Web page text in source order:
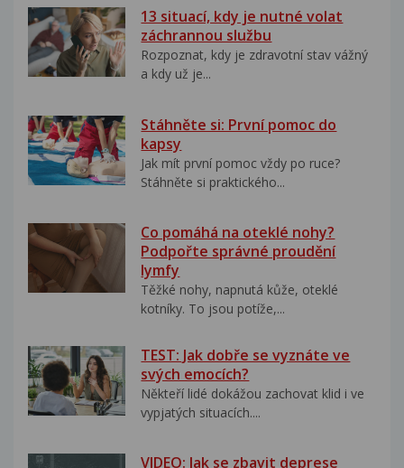
13 situací, kdy je nutné volat
záchrannou službu
Rozpoznat, kdy je zdravotní stav vážný
a kdy už je...
Stáhněte si: První pomoc do
kapsy
Jak mít první pomoc vždy po ruce?
Stáhněte si praktického...
Co pomáhá na oteklé nohy?
Podpořte správné proudění
lymfy
Těžké nohy, napnutá kůže, oteklé
kotníky. To jsou potíže,...
TEST: Jak dobře se vyznáte ve
svých emocích?
Někteří lidé dokážou zachovat klid i ve
vypjatých situacích....
VIDEO: Jak se zbavit deprese